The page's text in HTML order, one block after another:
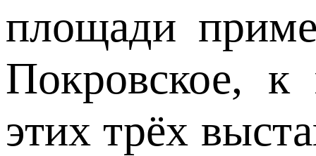
площади
Покровское, к
этих трёх